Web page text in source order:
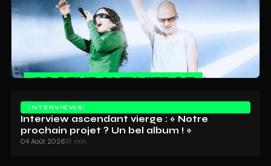
INTERVIEWS
Interview ascendant vierge : « Notre
prochain projet ? Un bel album ! »
04 Août 202615 min